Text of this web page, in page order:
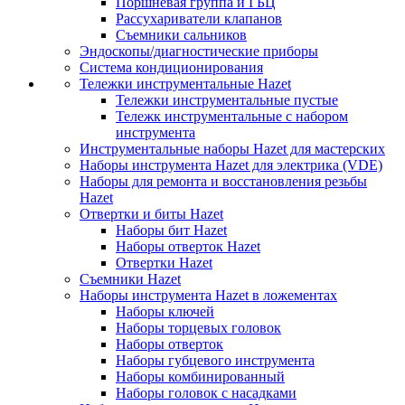
Рассухариватели клапанов
Съемники сальников
Эндоскопы/диагностические приборы
Система кондиционирования
Тележки инструментальные Hazet
Тележки инструментальные пустые
Тележк инструментальные с набором
инструмента
Инструментальные наборы Hazet для мастерских
Наборы инструмента Hazet для электрика (VDE)
Наборы для ремонта и восстановления резьбы
Hazet
Отвертки и биты Hazet
Наборы бит Hazet
Наборы отверток Hazet
Отвертки Hazet
Съемники Hazet
Наборы инструмента Hazet в ложементах
Наборы ключей
Наборы торцевых головок
Наборы отверток
Наборы губцевого инструмента
Наборы комбинированный
Наборы головок с насадками